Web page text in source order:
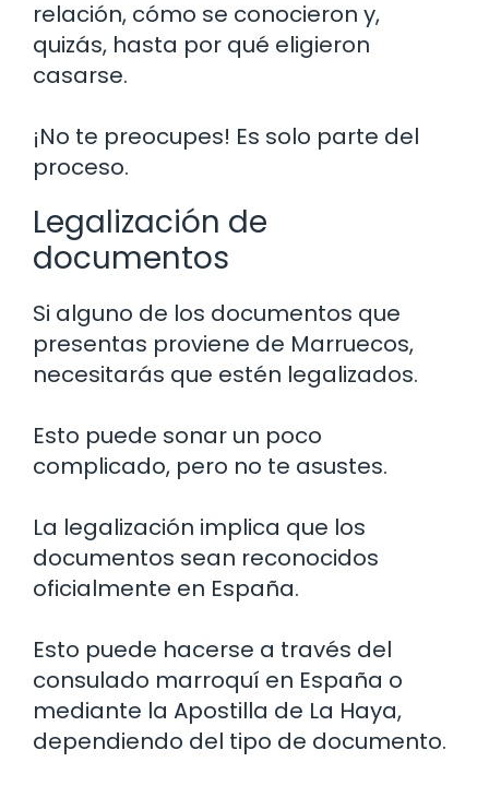
relación, cómo se conocieron y,
quizás, hasta por qué eligieron
casarse.
¡No te preocupes! Es solo parte del
proceso.
Legalización de
documentos
Si alguno de los documentos que
presentas proviene de Marruecos,
necesitarás que estén legalizados.
Esto puede sonar un poco
complicado, pero no te asustes.
La legalización implica que los
documentos sean reconocidos
oficialmente en España.
Esto puede hacerse a través del
consulado marroquí en España o
mediante la Apostilla de La Haya,
dependiendo del tipo de documento.